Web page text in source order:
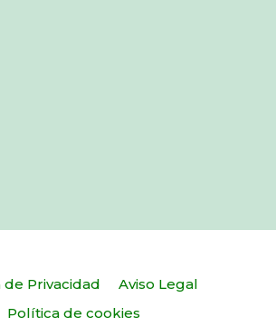
de Privacidad
Aviso Legal
Política de cookies